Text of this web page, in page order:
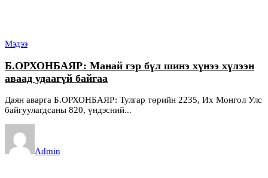
Мэдээ
Б.ОРХОНБАЯР: Манай гэр бүл шинэ хүнээ хүлээн
аваад удаагүй байгаа
Даян аварга Б.ОРХОНБАЯР: Тулгар төрийн 2235, Их Монгол Улс
байгуулагдсаны 820, үндэсний...
Admin